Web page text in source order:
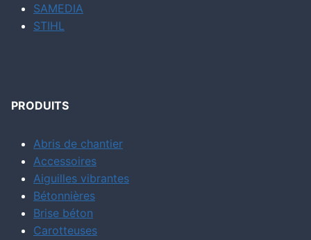
SAMEDIA
STIHL
PRODUITS
Abris de chantier
Accessoires
Aiguilles vibrantes
Bétonnières
Brise béton
Carotteuses